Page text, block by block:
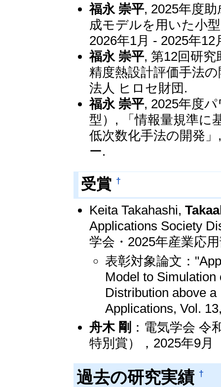
福永 崇平, 2025年度
成モデルを用いた小
2026年1月 - 2025年
福永 崇平, 第12回研
精度熱設計評価手法
法人 ヒロセ財団.
福永 崇平, 2025年度
型）, 「情報量規準に
低次数化手法の開発
ー.
受賞 †
Keita Takahashi,
Applications Society
学会・2025年産業応
表彰対象論文：
Model to
Distribution above
Applications, Vol.
舟木 剛 ：電気学会 令
特別賞），2025年9
過去の研究実績 †